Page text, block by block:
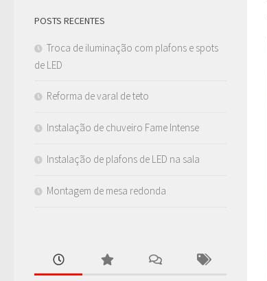
POSTS RECENTES
Troca de iluminação com plafons e spots
de LED
Reforma de varal de teto
Instalação de chuveiro Fame Intense
Instalação de plafons de LED na sala
Montagem de mesa redonda